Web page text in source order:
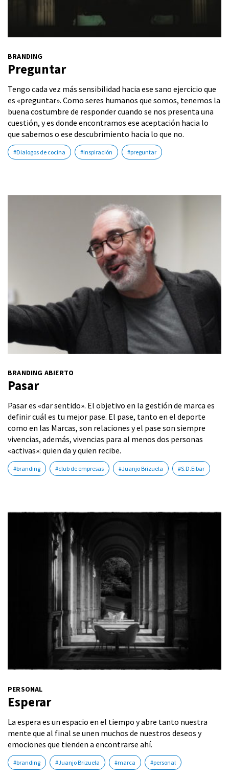
BRANDING
Preguntar
Tengo cada vez más sensibilidad hacia ese sano ejercicio que
es «preguntar». Como seres humanos que somos, tenemos la
buena costumbre de responder cuando se nos presenta una
cuestión, y es donde encontramos ese aceptación hacia lo
que sabemos o ese descubrimiento hacia lo que no.
#Dialogos de cocina #inspiración #preguntar
BRANDING ABIERTO
Pasar
Pasar es «dar sentido». El objetivo en la gestión de marca es
definir cuál es tu mejor pase. El pase, tanto en el deporte
como en las Marcas, son relaciones y el pase son siempre
vivencias, además, vivencias para al menos dos personas
«activas»: quien da y quien recibe.
#branding #club de empresas #Juanjo Brizuela #S.D.Eibar
PERSONAL
Esperar
La espera es un espacio en el tiempo y abre tanto nuestra
mente que al final se unen muchos de nuestros deseos y
emociones que tienden a encontrarse ahí.
#branding #Juanjo Brizuela #marca #personal